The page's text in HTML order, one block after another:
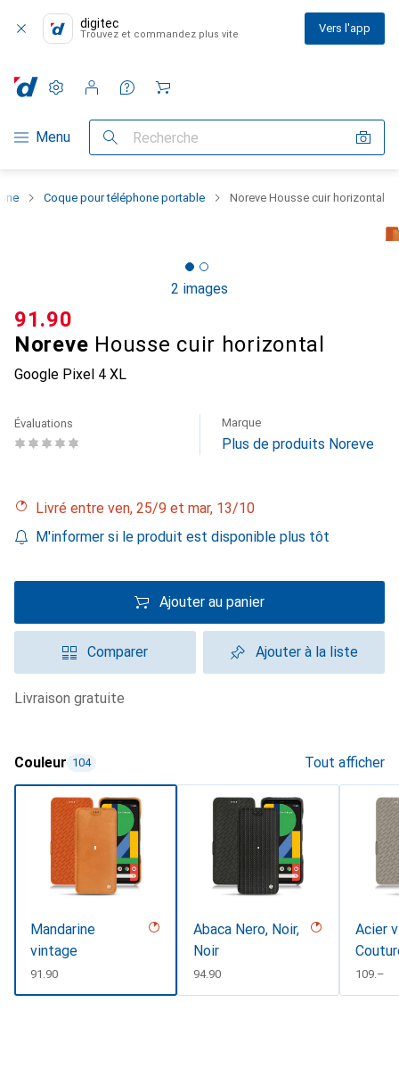
digitec
Trouvez et commandez plus vite Vers l'app
Navigation par catégorie
Menu Recherche
Paramètres
Compte client
Listes de comparaison
Listes d'envies
Panier
Coque pour téléphone portable Noreve Housse cuir horizontal
2 images
Noreve Housse cuir horizontal
Google Pixel 4 XL
CHF
91.90
Évaluations Marque
Plus de produits Noreve
Livré entre ven, 25/9 et mar, 13/10
M'informer si le produit est disponible plus tôt
Ajouter au panier
Comparer Ajouter à la liste
livraison gratuite
Couleur 104 Tout afficher
Mandarine
vintage
CHF
91.90
Abaca Nero, Noir,
Noir
CHF
94.90
Acier
CHF
109.–